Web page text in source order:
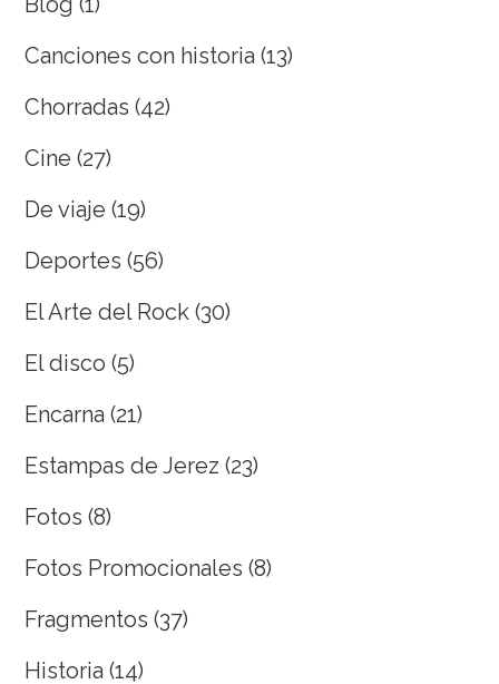
Canciones con historia (13)
Chorradas (42)
Cine (27)
De viaje (19)
Deportes (56)
El Arte del Rock (30)
El disco (5)
Encarna (21)
Estampas de Jerez (23)
Fotos (8)
Fotos Promocionales (8)
Fragmentos (37)
Historia (14)